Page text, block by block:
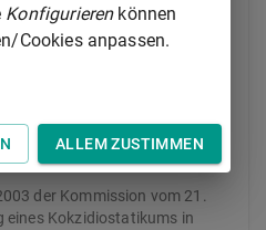
der Kommission vom 20.
Zulassung eines neuen
Zusatzstoffs, der in
der Kommission vom 21.
eines Kokzidiostatikums in
Konfigurierenkönnen
Cookies anpassen.
ALLEM ZUSTIMMEN